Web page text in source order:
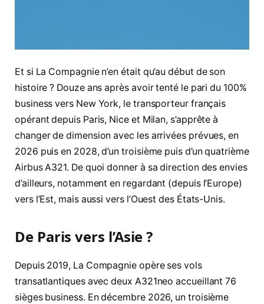
Et si La Compagnie n’en était qu’au début de son
histoire ? Douze ans après avoir tenté le pari du 100%
business vers New York, le transporteur français
opérant depuis Paris, Nice et Milan, s’apprête à
changer de dimension avec les arrivées prévues, en
2026 puis en 2028, d’un troisième puis d’un quatrième
Airbus A321. De quoi donner à sa direction des envies
d’ailleurs, notamment en regardant (depuis l’Europe)
vers l’Est, mais aussi vers l’Ouest des États-Unis.
De Paris vers l’Asie ?
Depuis 2019, La Compagnie opère ses vols
transatlantiques avec deux A321neo accueillant 76
sièges business. En décembre 2026, un troisième